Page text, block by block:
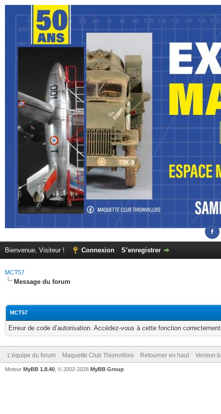
Bienvenue, Visiteur ! Connexion S’enregistrer
MCT57
Message du forum
MCT57
Erreur de code d’autorisation. Accédez-vous à cette fonction
L’équipe du forum Maquette Club Thionvillois Retourner en haut Version
Moteur MyBB 1.8.40 , © 2002-2026 MyBB Group